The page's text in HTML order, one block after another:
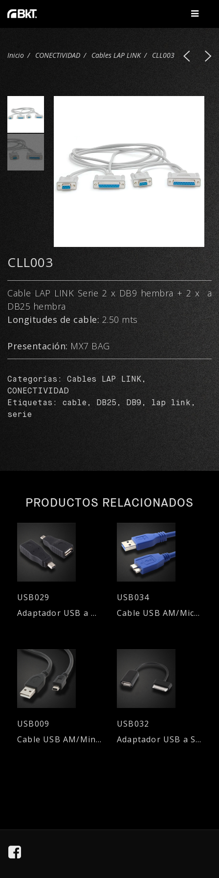
Inicio CONECTIVIDAD Cables LAP LINK CLL003
CLL003
Cable LAP LINK Serie 2 x DB9 hembra + 2 x a
DB25 hembra
Longitudes de cable: 2.50 mts
Presentación: MX7 BAG
Categorías: Cables LAP LINK ,
CONECTIVIDAD
Etiquetas: cable , DB25 , DB9 , lap link,
serie
PRODUCTOS RELACIONADOS
USB029
Adaptador USB a Mini USB
USB034
Cable USB AM/Micro HDD
USB009
Cable USB AM/Mini USB 5 conectores - 1,80mts.
USB032
Adaptador USB a Samsung Tab